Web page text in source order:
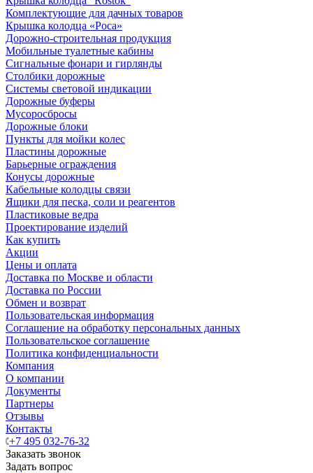
Комплектующие для дачных товаров
Крышка колодца «Роса»
Дорожно-строительная продукция
Мобильные туалетные кабины
Сигнальные фонари и гирлянды
Столбики дорожные
Системы световой индикации
Дорожные буферы
Мусоросбросы
Дорожные блоки
Пункты для мойки колес
Пластины дорожные
Барьерные ограждения
Конусы дорожные
Кабельные колодцы связи
Ящики для песка, соли и реагентов
Пластиковые ведра
Проектирование изделий
Как купить
Акции
Цены и оплата
Доставка по Москве и области
Доставка по России
Обмен и возврат
Пользовательская информация
Соглашение на обработку персональных данных
Пользовательское соглашение
Политика конфиденциальности
Компания
О компании
Документы
Партнеры
Отзывы
Контакты
+7 495 032-76-32
Заказать звонок
Задать вопрос